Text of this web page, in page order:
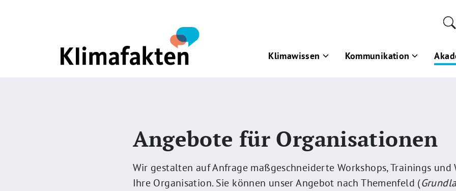
Klimawissen Kommunikation
Angebote für Organisationen
Wir gestalten auf Anfrage maßgeschneiderte Workshops, Trainings
Ihre Organisation. Sie können unser Angebot nach Themenfeld (